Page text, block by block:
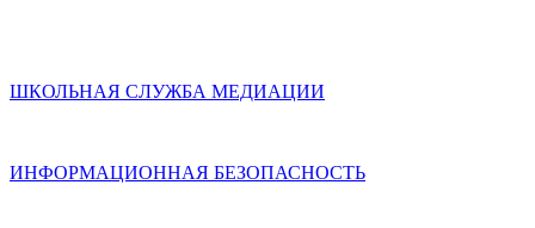
ШКОЛЬНАЯ СЛУЖБА МЕДИАЦИИ
ИНФОРМАЦИОННАЯ БЕЗОПАСНОСТЬ